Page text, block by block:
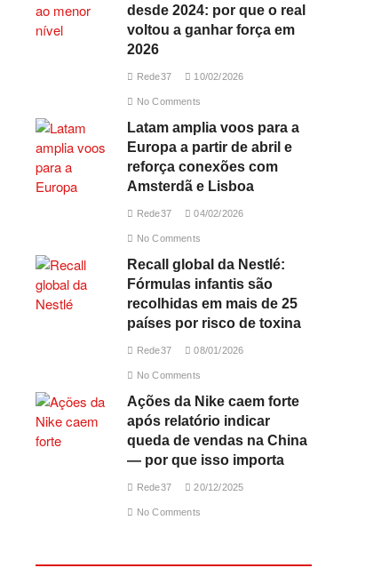
desde 2024: por que o real
voltou a ganhar força em
2026
Rede37 10/02/2026
No Comments
Latam amplia voos para a
Europa a partir de abril e
reforça conexões com
Amsterdã e Lisboa
Rede37 04/02/2026
No Comments
Recall global da Nestlé:
Fórmulas infantis são
recolhidas em mais de 25
países por risco de toxina
Rede37 08/01/2026
No Comments
Ações da Nike caem forte
após relatório indicar
queda de vendas na China
— por que isso importa
Rede37 20/12/2025
No Comments